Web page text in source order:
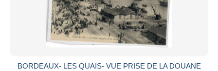
BORDEAUX- LES QUAIS- VUE PRISE DE LA DOUANE